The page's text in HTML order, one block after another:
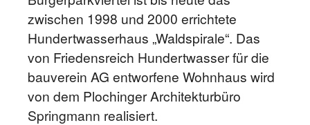
zwischen 1998 und 2000 errichtete
Hundertwasserhaus „Waldspirale“. Das
von Friedensreich Hundertwasser für die
bauverein AG entworfene Wohnhaus wird
von dem Plochinger Architekturbüro
Springmann realisiert.